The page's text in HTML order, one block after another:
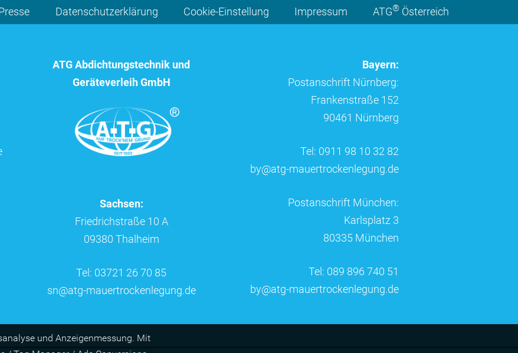
Datenschutzerklärung Cookie-Einstellung Impressum ATG® Österreich
ATG Abdichtungstechnik und
Geräteverleih GmbH
Sachsen:
Friedrichstraße 10 A
09380 Thalheim
Tel: 03721 26 70 85
sn@atg-mauertrockenlegung.de
Bayern:
Postanschrift Nürnberg:
Frankenstraße 152
90461 Nürnberg
Tel: 0911 98 10 32 82
by@atg-mauertrockenlegung.de
Postanschrift München:
Karlsplatz 3
80335 München
Tel: 089 896 740 51
by@atg-mauertrockenlegung.de
und Anzei­gen­mes­sung. Mit